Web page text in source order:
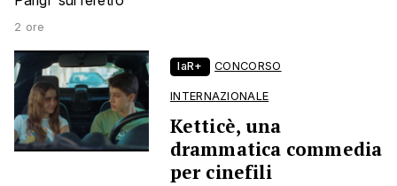
2 ore
laR+ CONCORSO
INTERNAZIONALE
Ketticè, una
drammatica commedia
per cinefili